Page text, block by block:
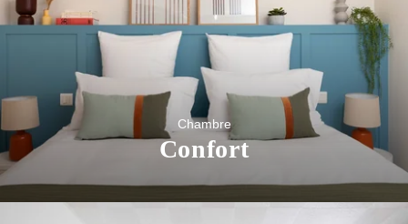
Confort
Chambre